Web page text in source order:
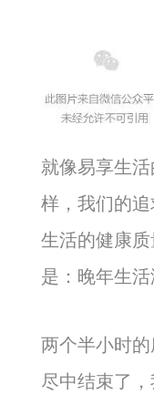
就像易享生
样，我们的
生活的健康
是：晚年生活
两个半小时
尽中结束了